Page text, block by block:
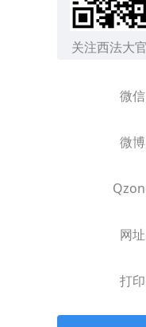
关注西法大
微信
微博
网址
打印